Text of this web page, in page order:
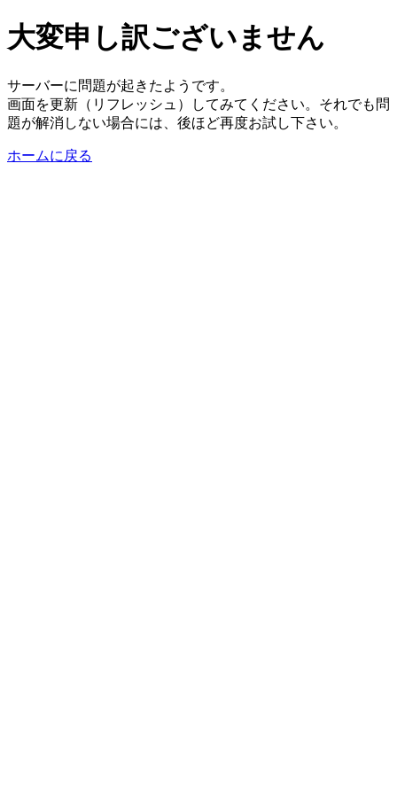
大変申し訳ございません
サーバーに問題が起きたようです。
画面を更新（リフレッシュ）してみてください。それでも問
題が解消しない場合には、後ほど再度お試し下さい。
ホームに戻る